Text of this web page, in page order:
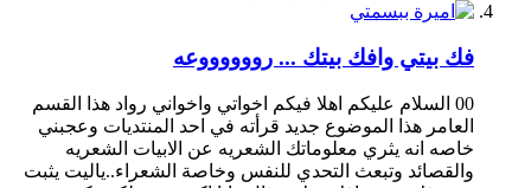
فك بيتي وافك بيتك ... رووووووعه
00 السلام عليكم اهلا فيكم اخواتي واخواني رواد هذا القسم
العامر هذا الموضوع جديد قرأته في احد المنتديات وعجبني
خاصه انه يثري معلوماتك الشعريه عن الابيات الشعريه
والقصائد وتبعث التحدي للنفس وخاصة الشعراء..ياليت يثبت